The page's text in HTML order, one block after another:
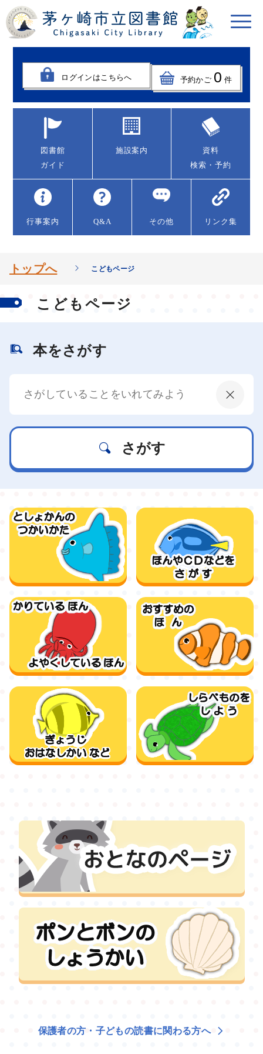
ログインはこちらへ 予約かご 0 件
図書館
ガイド
施設案内
資料
検索・予約
行事案内 Q&A その他 リンク集
トップへ こどもページ
こどもページ
本をさがす
さがす
保護者の方・子どもの読書に関わる方へ